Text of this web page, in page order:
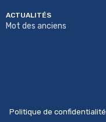
ACTUALITÉS
Mot des anciens
Politique de confidentialité